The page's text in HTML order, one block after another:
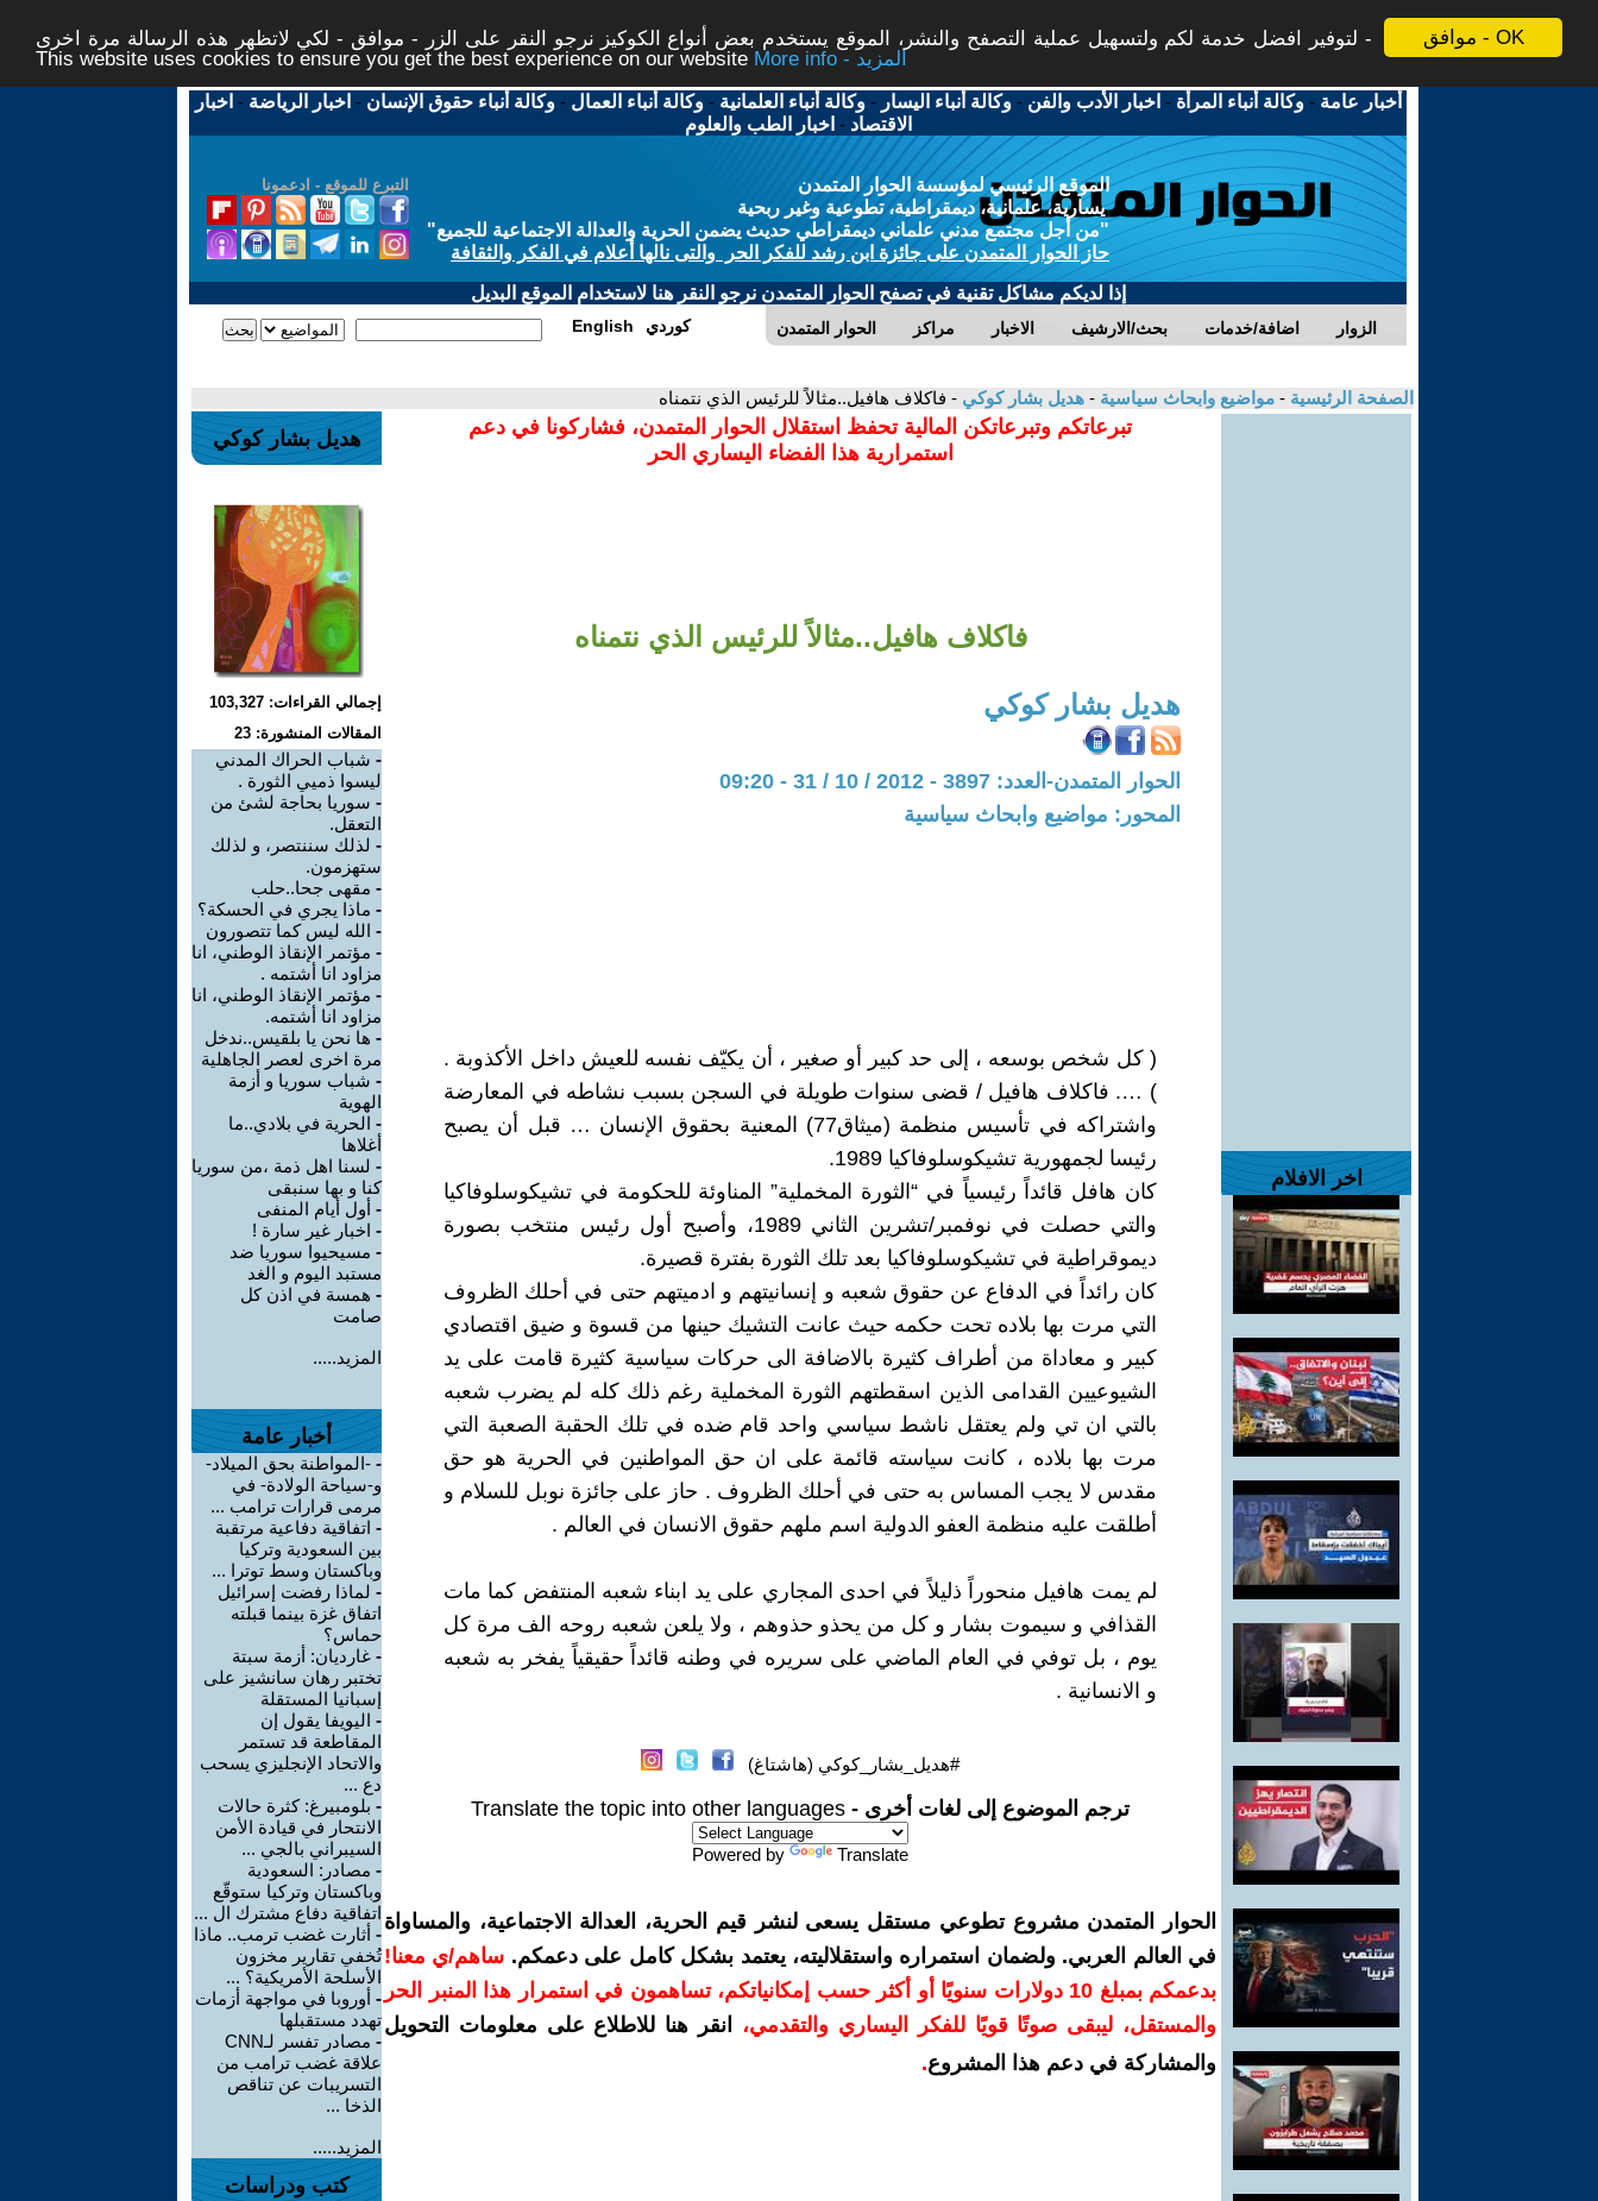
موافق - OK
لتوفير افضل خدمة لكم ولتسهيل عملية التصفح والنشر، الموقع يستخدم بعض أنواع الكوكيز نرجو النقر على الزر - موافق - لكي لاتظهر هذه الرسالة مرة اخرى -
This website uses cookies to ensure you get the best experience on our website
More info - المزيد
أخبار عامة -وكالة أنباء المرأة - اخبار الأدب والفن -وكالة أنباء اليسار -وكالة أنباء العلمانية -وكالة أنباء العمال -وكالة أنباء حقوق الإنسان - اخبار الرياضة - اخبار
الاقتصاد - اخبار الطب والعلوم
التبرع للموقع - ادعمونا
الموقع الرئيسي لمؤسسة الحوار المتمدن
يسارية، علمانية، ديمقراطية، تطوعية وغير ربحية
"من أجل مجتمع مدني علماني ديمقراطي حديث يضمن الحرية والعدالة الاجتماعية للجميع"
حاز الحوار المتمدن على جائزة ابن رشد للفكر الحر والتى نالها أعلام في الفكر والثقافة
إذا لديكم مشاكل تقنية في تصفح الحوار المتمدن نرجو النقر هنا لاستخدام الموقع البديل
الحوار المتمدن مراكز الاخبار بحث/الارشيف اضافة/خدمات الزوار English كوردي
الصفحة الرئيسية - مواضيع وابحاث سياسية - هديل بشار كوكي - فاكلاف هافيل..مثالاً للرئيس الذي نتمناه
اخر الافلام
تبرعاتكم وتبرعاتكن المالية تحفظ استقلال الحوار المتمدن، فشاركونا في دعم
استمرارية هذا الفضاء اليساري الحر
فاكلاف هافيل..مثالاً للرئيس الذي نتمناه
هديل بشار كوكي
الحوار المتمدن-العدد: 3897 - 2012 / 10 / 31 - 09:20
المحور: مواضيع وابحاث سياسية
( كل شخص بوسعه ، إلى حد كبير أو صغير ، أن يكيّف نفسه للعيش داخل الأكذوبة .
) …. فاكلاف هافيل / قضى سنوات طويلة في السجن بسبب نشاطه في المعارضة
واشتراكه في تأسيس منظمة (ميثاق77) المعنية بحقوق الإنسان … قبل أن يصبح
رئيسا لجمهورية تشيكوسلوفاكيا 1989.
كان هافل قائداً رئيسياً في “الثورة المخملية” المناوئة للحكومة في تشيكوسلوفاكيا
والتي حصلت في نوفمبر/تشرين الثاني 1989، وأصبح أول رئيس منتخب بصورة
ديموقراطية في تشيكوسلوفاكيا بعد تلك الثورة بفترة قصيرة.
كان رائداً في الدفاع عن حقوق شعبه و إنسانيتهم و ادميتهم حتى في أحلك الظروف
التي مرت بها بلاده تحت حكمه حيث عانت التشيك حينها من قسوة و ضيق اقتصادي
كبير و معاداة من أطراف كثيرة بالاضافة الى حركات سياسية كثيرة قامت على يد
الشيوعيين القدامى الذين اسقطتهم الثورة المخملية رغم ذلك كله لم يضرب شعبه
بالتي ان تي ولم يعتقل ناشط سياسي واحد قام ضده في تلك الحقبة الصعبة التي
مرت بها بلاده ، كانت سياسته قائمة على ان حق المواطنين في الحرية هو حق
مقدس لا يجب المساس به حتى في أحلك الظروف . حاز على جائزة نوبل للسلام و
أطلقت عليه منظمة العفو الدولية اسم ملهم حقوق الانسان في العالم .
لم يمت هافيل منحوراً ذليلاً في احدى المجاري على يد ابناء شعبه المنتفض كما مات
القذافي و سيموت بشار و كل من يحذو حذوهم ، ولا يلعن شعبه روحه الف مرة كل
يوم ، بل توفي في العام الماضي على سريره في وطنه قائداً حقيقياً يفخر به شعبه
و الانسانية .
#هديل_بشار_كوكي (هاشتاغ)
ترجم الموضوع إلى لغات أخرى - Translate the topic into other languages
Powered by Translate
الحوار المتمدن مشروع تطوعي مستقل يسعى لنشر قيم الحرية، العدالة الاجتماعية، والمساواة
في العالم العربي. ولضمان استمراره واستقلاليته، يعتمد بشكل كامل على دعمكم. ساهم/ي معنا!
بدعمكم بمبلغ 10 دولارات سنويًا أو أكثر حسب إمكانياتكم، تساهمون في استمرار هذا المنبر الحر
والمستقل، ليبقى صوتًا قويًا للفكر اليساري والتقدمي،
انقر هنا للاطلاع على معلومات التحويل
والمشاركة في دعم هذا المشروع.
هديل بشار كوكي
إجمالي القراءات: 103,327
المقالات المنشورة: 23
- شباب الحراك المدني
ليسوا ذميي الثورة .
- سوريا بحاجة لشئ من
التعقل.
- لذلك سننتصر، و لذلك
ستهزمون.
- مقهى جحا..حلب
- ماذا يجري في الحسكة؟
- الله ليس كما تتصورون
- مؤتمر الإنقاذ الوطني، انا
مزاود انا أشتمه .
- مؤتمر الإنقاذ الوطني، انا
مزاود انا أشتمه.
- ها نحن يا بلقيس..ندخل
مرة اخرى لعصر الجاهلية
- شباب سوريا و أزمة
الهوية
- الحرية في بلادي..ما
أغلاها
- لسنا اهل ذمة ،من سوريا
كنا و بها سنبقى
- أول أيام المنفى
- اخبار غير سارة !
- مسيحيوا سوريا ضد
مستبد اليوم و الغد
- همسة في اذن كل
صامت
المزيد.....
أخبار عامة
- -المواطنة بحق الميلاد-
و-سياحة الولادة- في
مرمى قرارات ترامب ...
- اتفاقية دفاعية مرتقبة
بين السعودية وتركيا
وباكستان وسط توترا ...
- لماذا رفضت إسرائيل
اتفاق غزة بينما قبلته
حماس؟
- غارديان: أزمة سبتة
تختبر رهان سانشيز على
إسبانيا المستقلة
- اليويفا يقول إن
المقاطعة قد تستمر
والاتحاد الإنجليزي يسحب
دع ...
- بلومبيرغ: كثرة حالات
الانتحار في قيادة الأمن
السيبراني بالجي ...
- مصادر: السعودية
وباكستان وتركيا ستوقّع
اتفاقية دفاع مشترك ال ...
- أثارت غضب ترمب.. ماذا
تُخفي تقارير مخزون
الأسلحة الأمريكية؟ ...
- أوروبا في مواجهة أزمات
تهدد مستقبلها
-
مصادر تفسر لـCNN
علاقة غضب ترامب من
التسريبات عن تناقص
الذخا ...
المزيد.....
كتب ودراسات